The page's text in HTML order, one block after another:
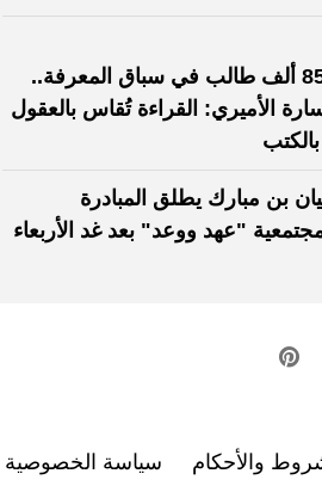
850 ألف طالب في سباق المعرفة..
الأميري: القراءة تُقاس بالعقول
بالكتب
بن مبارك يطلق المبادرة
"عهد ووعد" بعد غد الأربعاء
والأحكام سياسة الخصوصية